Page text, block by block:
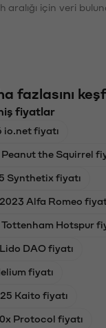
aralığı için veri
fazlasını
fiyatlar
io.net fiyatı
the Squirrel
Synthetix fiyatı
Alfa Romeo
Hotspur
DAO fiyatı
fiyatı
Kaito fiyatı
Protocol fiyatı